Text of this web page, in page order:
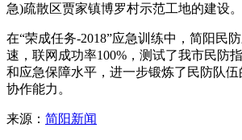
急)疏散区贾家镇博罗村示范工地的建设。
在“荣成任务-2018”应急训练中，简阳民
速，联网成功率100%，测试了我市民防
和应急保障水平，进一步锻炼了民防队
协作能力。
来源： 简阳新闻